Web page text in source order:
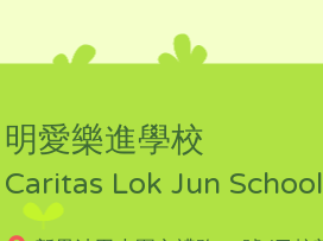
明愛樂進學校
Caritas Lok Jun School